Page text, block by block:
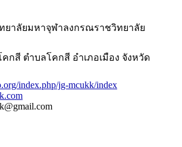
าลัยมหาจุฬาลงกรณราชวิทยาลัย
คกสี ตำบลโคกสี อำเภอเมือง จังหวัด
index.php/jg-mcukk/index